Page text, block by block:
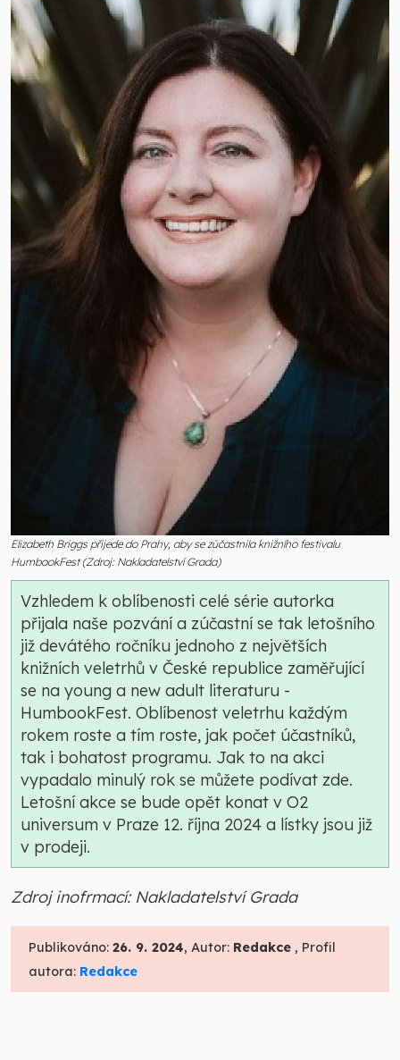
Elizabeth Briggs přijede do Prahy, aby se zúčastnila knižního festivalu
HumbookFest (Zdroj: Nakladatelství Grada)
Vzhledem k oblíbenosti celé série autorka
přijala naše pozvání a zúčastní se tak letošního
již devátého ročníku jednoho z největších
knižních veletrhů v České republice zaměřující
se na young a new adult literaturu -
HumbookFest. Oblíbenost veletrhu každým
rokem roste a tím roste, jak počet účastníků,
tak i bohatost programu. Jak to na akci
vypadalo minulý rok se můžete podívat zde.
Letošní akce se bude opět konat v O2
universum v Praze 12. října 2024 a lístky jsou již
v prodeji.
Zdroj inofrmací: Nakladatelství Grada
Publikováno: 26. 9. 2024, Autor: Redakce , Profil
autora: Redakce